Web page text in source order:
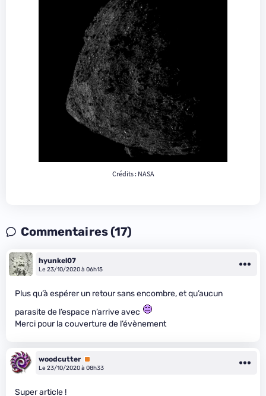
Crédits : NASA
Commentaires (17)
hyunkel07
Le 23/10/2020 à 06h15
Plus qu’à espérer un retour sans encombre, et qu’aucun
parasite de l’espace n’arrive avec
Merci pour la couverture de l’évènement
woodcutter Premium
Le 23/10/2020 à 08h33
Super article !